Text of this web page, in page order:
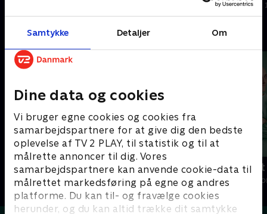
Samtykke Detaljer Om
Dine data og cookies
Vi bruger egne cookies og cookies fra
samarbejdspartnere for at give dig den bedste
oplevelse af TV 2 PLAY, til statistik og til at
målrette annoncer til dig. Vores
samarbejdspartnere kan anvende cookie-data til
målrettet markedsføring på egne og andres
platforme. Du kan til- og fravælge cookies
herunder, og du kan altid trække dit samtykke
1. december 2024 • 45 min
Andre så også
Happy fucking Pride
Drama • 1 sæsoner
Fake Patient
Drama • 1